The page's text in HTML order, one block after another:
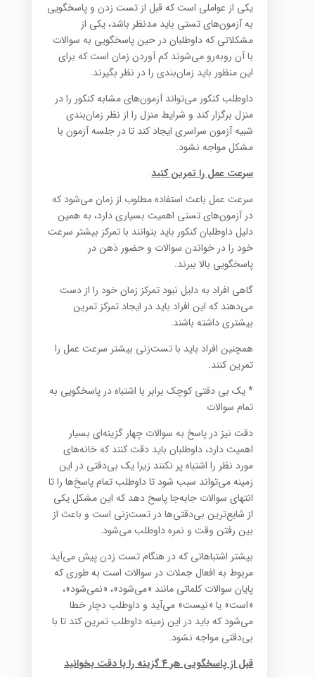
یکی از عواملی است که قبل از تست زدن و پاسخگویی
به آزمون‌های تستی باید مدنظر باشد، یکی از
مشکلاتی که داوطلبان در حین پاسخگویی به سوالات
با آن روبه‌رو می‌شوند کم آوردن زمان است که برای
این منظور باید زمان‌بندی را در نظر بگیرند.
داوطلب کنکور می‌تواند آزمون‌های مشابه کنکور را در
منزل برگزار کند و شرایط منزل را از نظر زمان‌بندی
شبیه آزمون سراسری ایجاد کند تا در جلسه آزمون با
مشکل مواجه نشود.
سرعت عمل را تمرین کنید
سرعت عمل باعث استفاده مطلوب از زمان می‌شود که
در آزمون‌های تستی اهمیت بسیاری دارد، به همین
دلیل داوطلبان کنکور باید بتوانند با تمرکز بیشتر سرعت
خود را در خواندن سوالات و حضور ذهن در
پاسخگویی بالا ببرند.
گاهی افراد به دلیل نبود تمرکز زمان خود را از دست
می‌دهند که این افراد باید در ایجاد تمرکز تمرین
بیشتری داشته باشند.
همچنین افراد باید با تست‌زنی بیشتر سرعت عمل را
تمرین کنند.
* یک بی دقتی کوچک برابر با اشتباه در پاسخگویی به
تمام سوالات
دقت نیز در پاسخ به سوالات چهار گزینه‌ای بسیار
اهمیت دارد، داوطلبان باید دقت کنند که خانه‌های
مورد نظر را اشتباه پر نکنند زیرا یک بی‌دقتی در این
زمینه می‌تواند سبب شود تا داوطلب تمام پاسخ‌ها را تا
انتهای سوالات جابه‌جا پاسخ دهد که این مشکل یکی
از شایع‌ترین بی‌دقتی‌ها در تست‌زنی است و باعث از
بین رفتن وقت و نمره داوطلب می‌شود.
بیشتر اشتباهاتی که در هنگام تست زدن پیش می‌آید
مربوط به افعال جملات در سوالات است به طوری که
پایان سوالات کلماتی مانند «می‌شود»، «نمی‌شود»،
«است» یا «نیست» می‌آید و داوطلب دچار خطا
می‌شود که باید در این زمینه داوطلب تمرین کند تا با
بی‌دقتی مواجه نشود.
قبل از پاسخگویی هر ۴ گزینه را با دقت بخوانید